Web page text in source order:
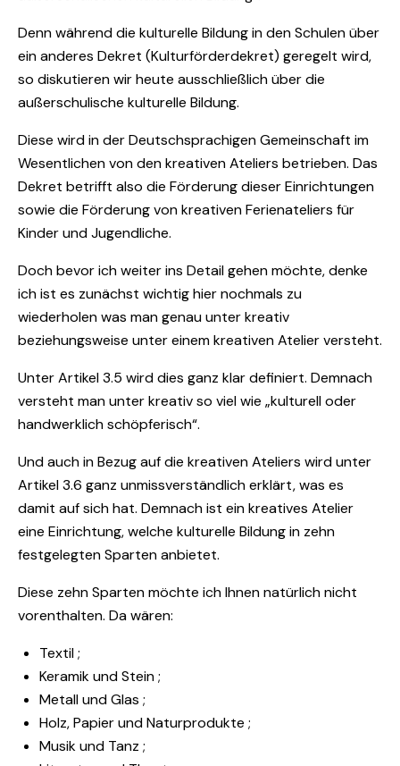
Denn während die kulturelle Bildung in den Schulen über
ein anderes Dekret (Kulturförderdekret) geregelt wird,
so diskutieren wir heute ausschließlich über die
außerschulische kulturelle Bildung.
Diese wird in der Deutschsprachigen Gemeinschaft im
Wesentlichen von den kreativen Ateliers betrieben. Das
Dekret betrifft also die Förderung dieser Einrichtungen
sowie die Förderung von kreativen Ferienateliers für
Kinder und Jugendliche.
Doch bevor ich weiter ins Detail gehen möchte, denke
ich ist es zunächst wichtig hier nochmals zu
wiederholen was man genau unter kreativ
beziehungsweise unter einem kreativen Atelier versteht.
Unter Artikel 3.5 wird dies ganz klar definiert. Demnach
versteht man unter kreativ so viel wie „kulturell oder
handwerklich schöpferisch“.
Und auch in Bezug auf die kreativen Ateliers wird unter
Artikel 3.6 ganz unmissverständlich erklärt, was es
damit auf sich hat. Demnach ist ein kreatives Atelier
eine Einrichtung, welche kulturelle Bildung in zehn
festgelegten Sparten anbietet.
Diese zehn Sparten möchte ich Ihnen natürlich nicht
vorenthalten. Da wären:
Textil ;
Keramik und Stein ;
Metall und Glas ;
Holz, Papier und Naturprodukte ;
Musik und Tanz ;